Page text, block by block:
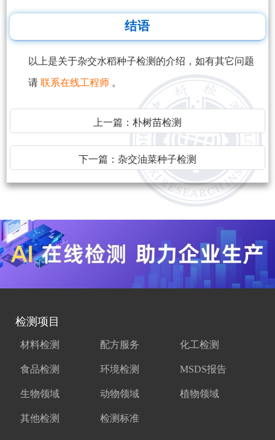
结语
以上是关于杂交水稻种子检测的介绍，如有其它问题
请 联系在线工程师 。
上一篇： 朴树苗检测
下一篇： 杂交油菜种子检测
检测项目
材料检测 配方服务 化工检测
食品检测 环境检测 MSDS报告
生物领域 动物领域 植物领域
其他检测 检测标准